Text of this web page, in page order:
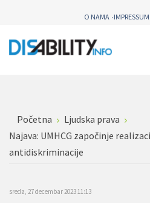
O NAMA IMPRESSUM
Početna
Ljudska prava
Najava: UMHCG započinje
antidiskriminacije
sreda, 27 decembar 2023 11:13